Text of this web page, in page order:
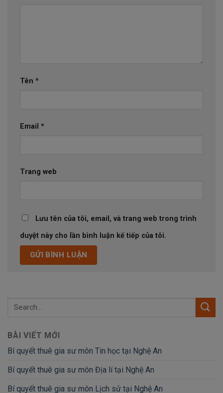
Tên *
Email *
Trang web
Lưu tên của tôi, email, và trang web trong trình
duyệt này cho lần bình luận kế tiếp của tôi.
BÀI VIẾT MỚI
Bí quyết thuê gia sư môn Tin học tại Nghệ An
Bí quyết thuê gia sư môn Địa lí tại Nghệ An
Bí quyết thuê gia sư môn Lịch sử tại Nghệ An